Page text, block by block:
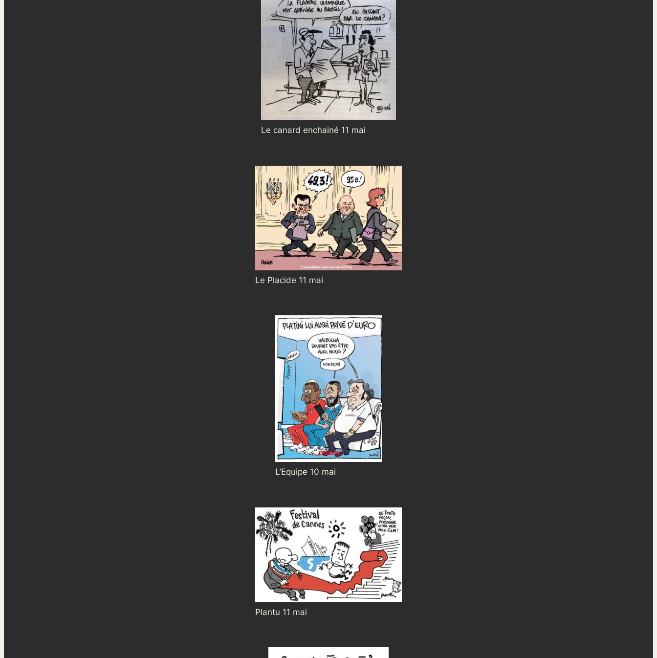
Le canard enchainé 11 mai
Le Placide 11 mai
L’Equipe 10 mai
Plantu 11 mai